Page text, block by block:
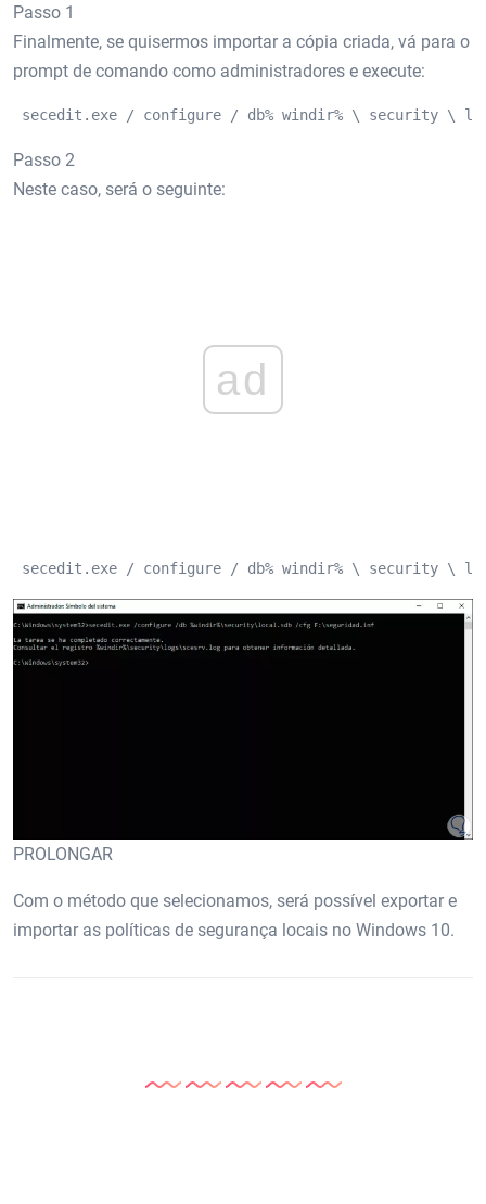
Passo 1
Finalmente, se quisermos importar a cópia criada, vá para o
prompt de comando como administradores e execute:
secedit.exe / configure / db% windir% \ security \
Passo 2
Neste caso, será o seguinte:
ad
secedit.exe / configure / db% windir% \ security
PROLONGAR
Com o método que selecionamos, será possível exportar e
importar as políticas de segurança locais no Windows 10.